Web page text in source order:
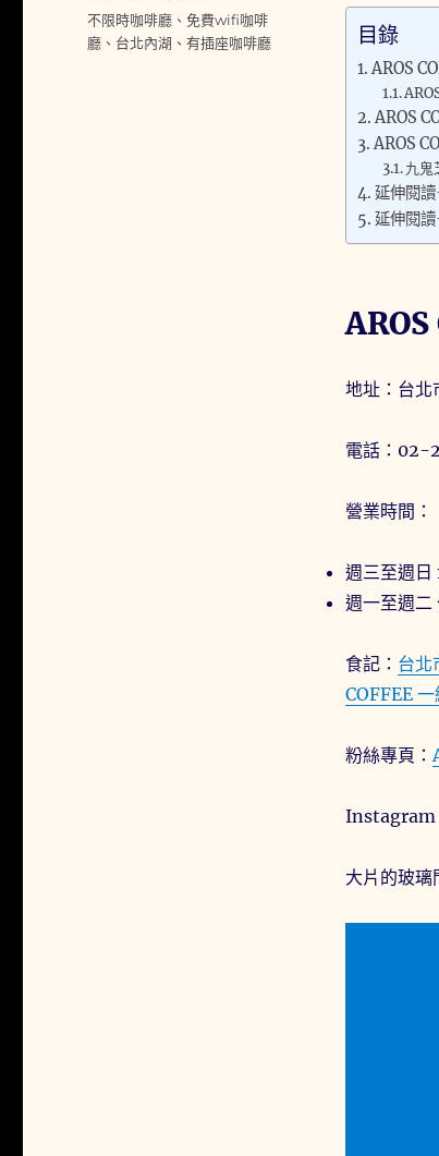
目錄
AROS
AROS
AROS
九鬼
延伸閱
延伸閱
AROS
地址：台北
電話：
營業時間：
週三至週
週一至週二
食記： 台北
COFFEE
粉絲專頁：
Instagram
大片的玻
期:
類
標
籤
不限時咖啡廳 、免費wifi咖啡
廳 、 台北內湖 、有插座咖啡廳